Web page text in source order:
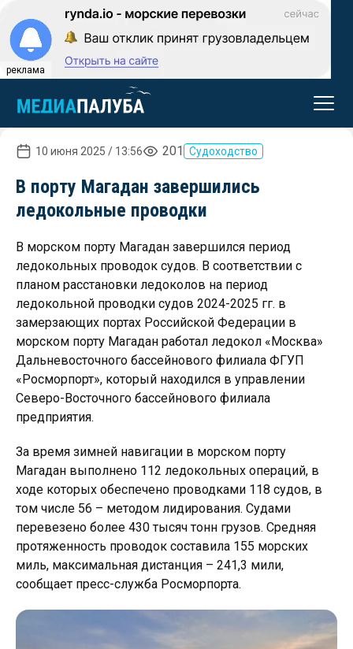
реклама
10 июня 2025 / 13:56 201 Судоходство
В порту Магадан завершились
ледокольные проводки
В морском порту Магадан завершился период
ледокольных проводок судов. В соответствии с
планом расстановки ледоколов на период
ледокольной проводки судов 2024-2025 гг. в
замерзающих портах Российской Федерации в
морском порту Магадан работал ледокол «Москва»
Дальневосточного бассейнового филиала ФГУП
«Росморпорт», который находился в управлении
Северо-Восточного бассейнового филиала
предприятия.
За время зимней навигации в морском порту
Магадан выполнено 112 ледокольных операций, в
ходе которых обеспечено проводками 118 судов, в
том числе 56 – методом лидирования. Судами
перевезено более 430 тысяч тонн грузов. Средняя
протяженность проводок составила 155 морских
миль, максимальная дистанция – 241,3 мили,
сообщает пресс-служба Росморпорта.